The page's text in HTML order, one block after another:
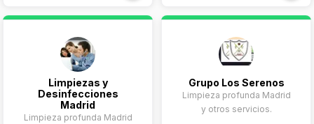
deButacas
Limpiezas y
Desinfecciones
Madrid
Limpieza profunda Madrid
Grupo Los Serenos
Limpieza profunda Madrid
y otros servicios.